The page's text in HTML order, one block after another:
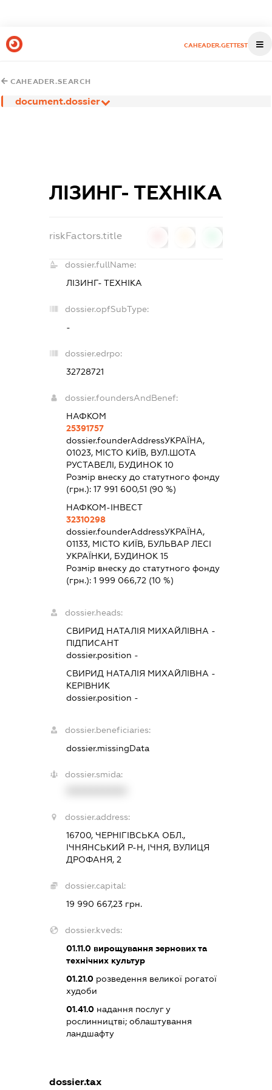
CAHEADER.GETTEST
CAHEADER.SEARCH
document.dossier
ЛІЗИНГ- ТЕХНІКА
riskFactors.title
dossier.fullName:
ЛІЗИНГ- ТЕХНІКА
dossier.opfSubType:
-
dossier.edrpo:
32728721
dossier.foundersAndBenef:
НАФКОМ
25391757
dossier.founderAddressУКРАЇНА,
01023, МІСТО КИЇВ, ВУЛ.ШОТА
РУСТАВЕЛІ, БУДИНОК 10
Розмір внеску до статутного фонду
(грн.):17 991 600,51 (90 %)
НАФКОМ-ІНВЕСТ
32310298
dossier.founderAddressУКРАЇНА,
01133, МІСТО КИЇВ, БУЛЬВАР ЛЕСІ
УКРАЇНКИ, БУДИНОК 15
Розмір внеску до статутного фонду
(грн.):1 999 066,72 (10 %)
dossier.heads:
СВИРИД НАТАЛІЯ МИХАЙЛІВНА -
ПІДПИСАНТ
dossier.position -
СВИРИД НАТАЛІЯ МИХАЙЛІВНА -
КЕРІВНИК
dossier.position -
dossier.beneficiaries:
dossier.missingData
dossier.smida:
dossier.address:
16700, ЧЕРНІГІВСЬКА ОБЛ.,
ІЧНЯНСЬКИЙ Р-Н, ІЧНЯ, ВУЛИЦЯ
ДРОФАНЯ, 2
dossier.capital:
19 990 667,23 грн.
dossier.kveds:
01.11.0 вирощування зернових та
технічних культур
01.21.0 розведення великої рогатої
худоби
01.41.0 надання послуг у
рослинництві; облаштування
ландшафту
dossier.tax